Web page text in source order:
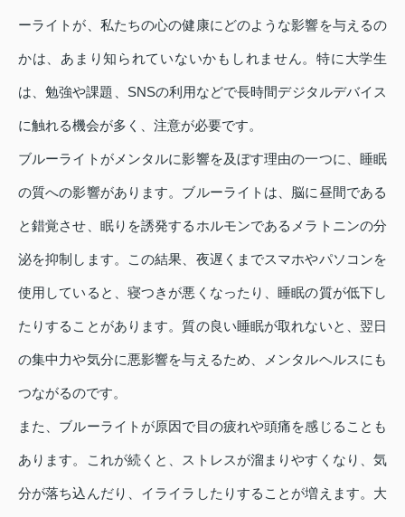
ーライトが、私たちの心の健康にどのような影響を与えるの
かは、あまり知られていないかもしれません。特に大学生
は、勉強や課題、SNSの利用などで長時間デジタルデバイス
に触れる機会が多く、注意が必要です。
ブルーライトがメンタルに影響を及ぼす理由の一つに、睡眠
の質への影響があります。ブルーライトは、脳に昼間である
と錯覚させ、眠りを誘発するホルモンであるメラトニンの分
泌を抑制します。この結果、夜遅くまでスマホやパソコンを
使用していると、寝つきが悪くなったり、睡眠の質が低下し
たりすることがあります。質の良い睡眠が取れないと、翌日
の集中力や気分に悪影響を与えるため、メンタルヘルスにも
つながるのです。
また、ブルーライトが原因で目の疲れや頭痛を感じることも
あります。これが続くと、ストレスが溜まりやすくなり、気
分が落ち込んだり、イライラしたりすることが増えます。大